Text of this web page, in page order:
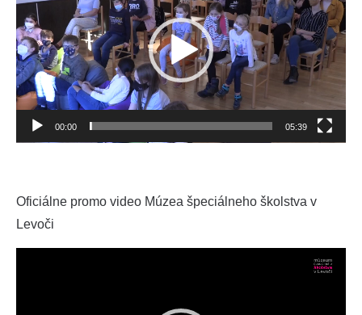
00:00 05:39
Oficiálne promo video Múzea špeciálneho školstva v
Levoči